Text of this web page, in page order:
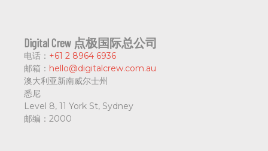
Digital Crew 点极国际总公司
电话： +61 2 8964 6936
邮箱： hello@digitalcrew.com.au
澳大利亚新南威尔士州
悉尼
Level 8, 11 York St, Sydney
邮编： 2000